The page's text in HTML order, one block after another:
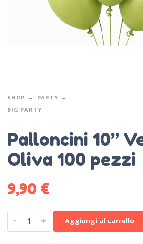
SHOP
PARTY
BIG PARTY
Palloncini 10”
Oliva 100 pezzi
9,90 €
- + Aggiungi al carrello